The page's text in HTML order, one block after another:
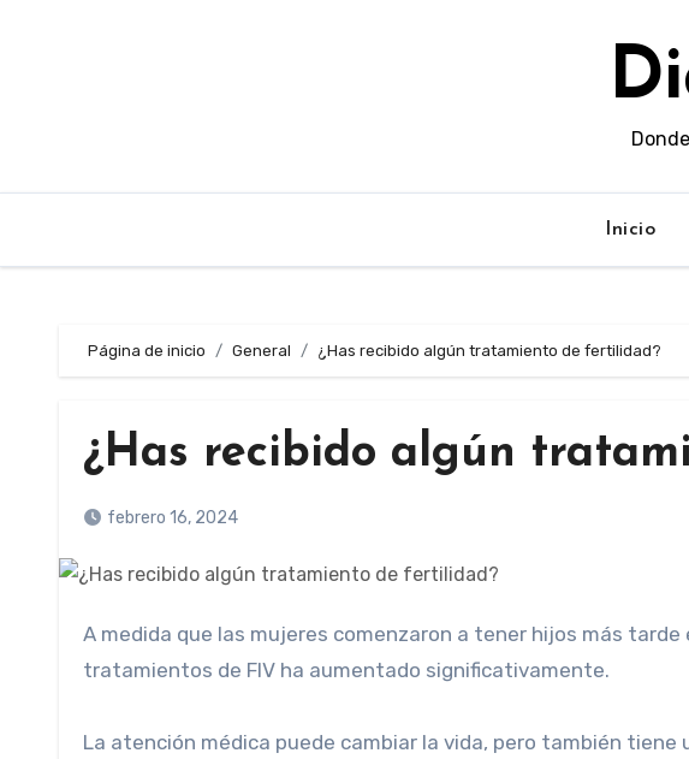
Inicio
Página de inicio General ¿Has recibido algún tratamiento de fertilidad?
¿Has recibido algún
febrero 16, 2024
A medida que las mujeres comenzaron a tener hijos más tarde en la vida, el número de pacientes sometidas a
tratamientos de FIV ha aumentado significativamente.
La atención médica puede cambiar la vida, pero también tiene